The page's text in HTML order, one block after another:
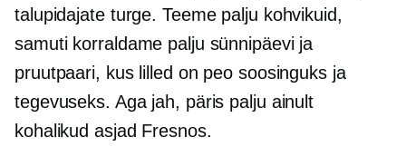
talupidajate turge. Teeme palju kohvikuid,
samuti korraldame palju sünnipäevi ja
pruutpaari, kus lilled on peo soosinguks ja
tegevuseks. Aga jah, päris palju ainult
kohalikud asjad Fresnos.